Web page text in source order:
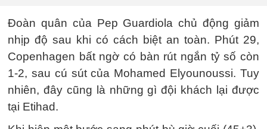
Đoàn quân của Pep Guardiola chủ động giảm
nhịp độ sau khi có cách biệt an toàn. Phút 29,
Copenhagen bất ngờ có bàn rút ngắn tỷ số còn
1-2, sau cú sút của Mohamed Elyounoussi. Tuy
nhiên, đây cũng là những gì đội khách lại được
tại Etihad.